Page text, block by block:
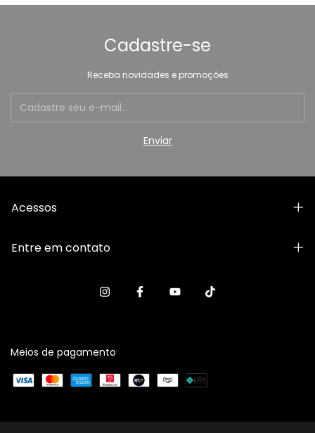
Cadastre-se
Receba novidades e promoções
Acessos
Entre em contato
Meios de pagamento